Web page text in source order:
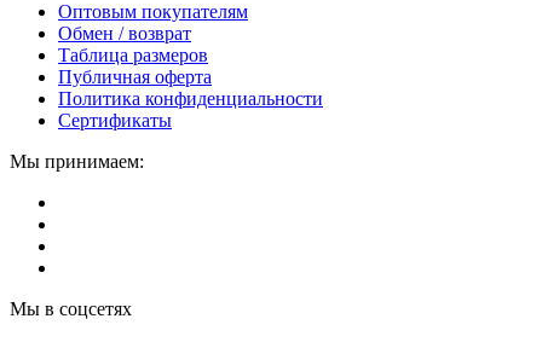
Оптовым покупателям
Обмен / возврат
Таблица размеров
Публичная оферта
Политика конфиденциальности
Сертификаты
Мы принимаем:
Мы в соцсетях